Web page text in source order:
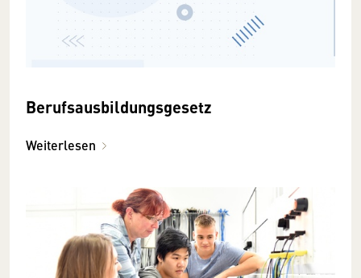
Berufsausbildungsgesetz
Weiterlesen